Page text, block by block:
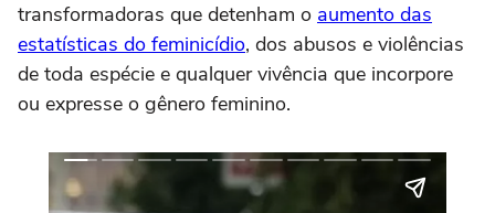
transformadoras que detenham o aumento das
estatísticas do feminicídio, dos abusos e violências
de toda espécie e qualquer vivência que incorpore
ou expresse o gênero feminino.